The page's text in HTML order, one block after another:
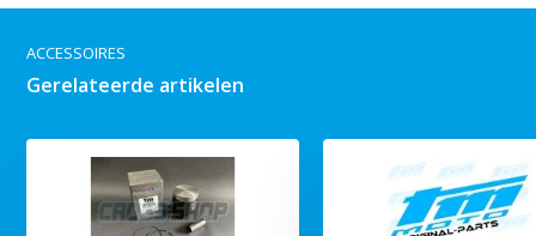
ACCESSOIRES
Gerelateerde artikelen